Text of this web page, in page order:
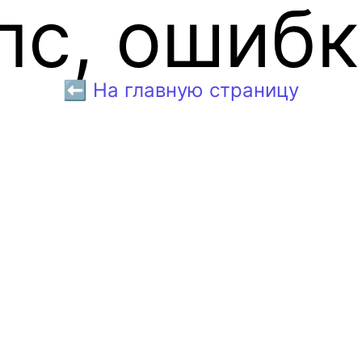
⬅️ На главную страницу